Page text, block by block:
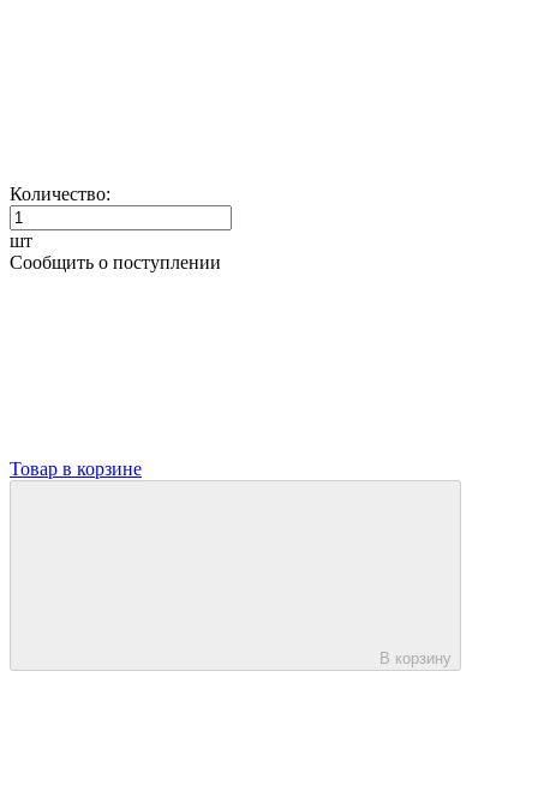
Количество:
шт
Сообщить о поступлении
Товар в корзине
В корзину